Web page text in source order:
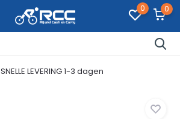
0 0
SNELLE LEVERING 1-3 dagen